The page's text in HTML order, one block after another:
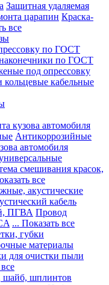
Защитная удаляемая
царапин Краска-
все
по ГОСТ
по ГОСТ
под опрессовку
кабельные
кузова автомобиля
Антикоррозийные
автомобиля
смешивания красок,
все
акустические
кабель
ПГВА Провод
... Показать все
губки
материалы
для очистки пыли
шайб, шплинтов